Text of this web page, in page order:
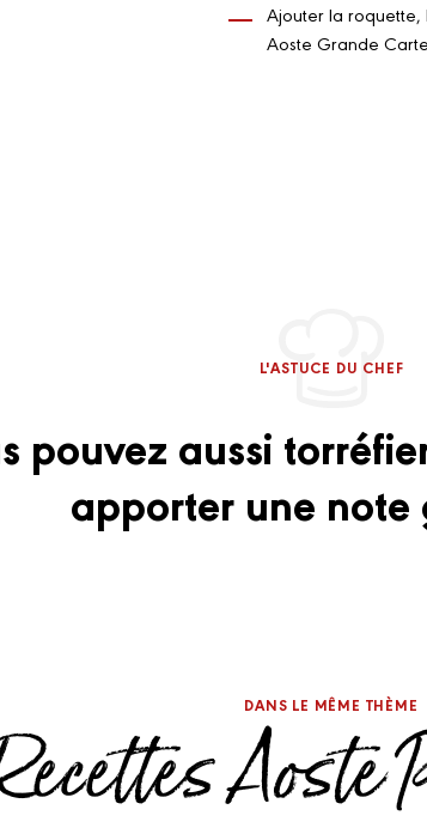
Ajouter la roquette,
Aoste Grande
L'ASTUCE DU CHEF
pouvez aussi
apporter une
DANS LE MÊME THÈME